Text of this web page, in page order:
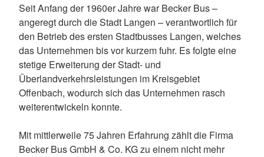
Seit Anfang der 1960er Jahre war Becker Bus –
angeregt durch die Stadt Langen – verantwortlich für
den Betrieb des ersten Stadtbusses Langen, welches
das Unternehmen bis vor kurzem fuhr. Es folgte eine
stetige Erweiterung der Stadt- und
Überlandverkehrsleistungen im Kreisgebiet
Offenbach, wodurch sich das Unternehmen rasch
weiterentwickeln konnte.
Mit mittlerweile 75 Jahren Erfahrung zählt die Firma
Becker Bus GmbH & Co. KG zu einem nicht mehr